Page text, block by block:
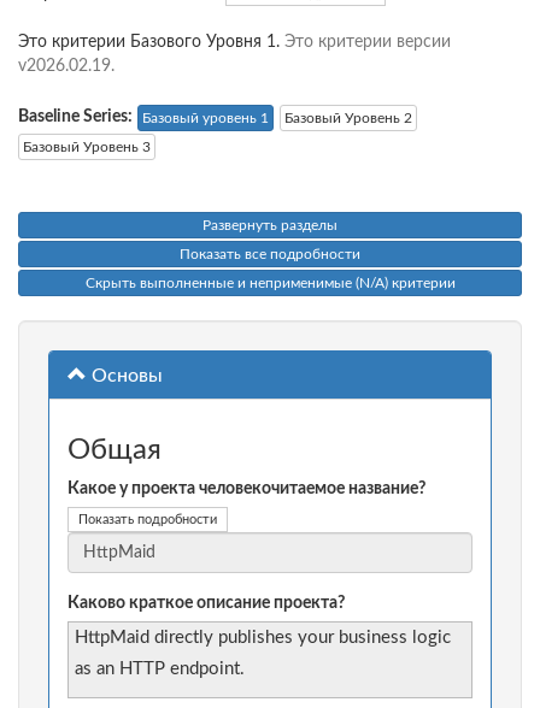
Это критерии Базового Уровня 1. Это критерии версии
v2026.02.19.
Baseline Series: Базовый уровень 1
Базовый Уровень 2
Базовый Уровень 3
Развернуть разделы
Показать все подробности
Скрыть выполненные и неприменимые (N/A) критерии
Основы
Общая
Какое у проекта человекочитаемое название?
Показать подробности
Каково краткое описание проекта?
HttpMaid directly publishes your business logic
as an HTTP endpoint.